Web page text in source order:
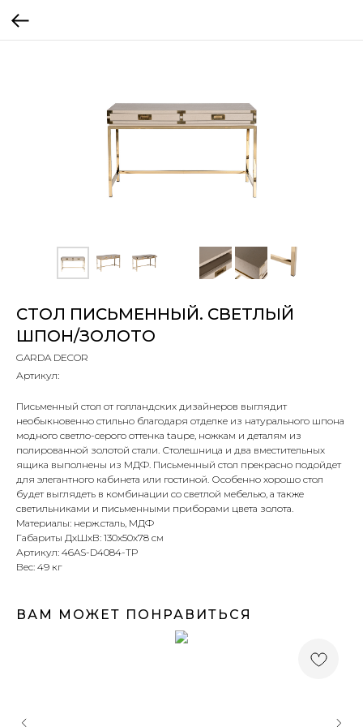
СТОЛ ПИСЬМЕННЫЙ. СВЕТЛЫЙ
ШПОН/ЗОЛОТО
GARDA DECOR
Артикул:
Письменный стол от голландских дизайнеров выглядит
необыкновенно стильно благодаря отделке из натурального шпона
модного светло-серого оттенка taupe, ножкам и деталям из
полированной золотой стали. Столешница и два вместительных
ящика выполнены из МДФ. Письменный стол прекрасно подойдет
для элегантного кабинета или гостиной. Особенно хорошо стол
будет выглядеть в комбинации со светлой мебелью, а также
светильниками и письменными приборами цвета золота.
Материалы: нерж.сталь, МДФ
Габариты ДхШхВ: 130х50х78 см
Артикул: 46AS-D4084-TP
Вес: 49 кг
ВАМ МОЖЕТ ПОНРАВИТЬСЯ